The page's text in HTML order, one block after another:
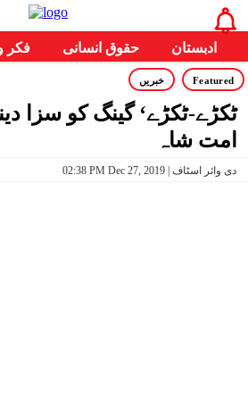
فکر حقوق انسانی ادبستان
Featured خبریں
امت شاہ
02:38 PM Dec 27, 2019 | دی وائر اسٹاف